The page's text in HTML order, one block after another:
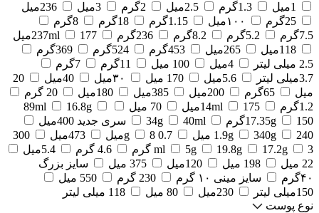
1میل
1.3گرم 2.5میل 2گرم 3میل
236میل
25گرم
۱۰۰میل 1.15گرم 18گرم
8گرم
7.5گرم
5.2گرم 8.2گرم 236گرم 237ml
177میل
118میل
265میل 453گرم 524گرم
369گرم
2.5 میلی لیتر
4میل 100 میل 11گرم
7گرم
3.7میلی لیتر
5.6میل 170 میل ۳۰میل 40میل
20
میل
65گرم 200میل 385میل 180میل
20 گرم
1.2گرم
14ml 175میل 70 میل 89ml
16.8g
17.35g
150گرم 34g 40ml
سری جدید 400میل
1.9g
340g 240 میل 0.7 g 8میل 473میل
300
ml
5g 19.8g 17.2g 3 گرم 4.6 گرم
5.4میل
22 میل
198 میل 120میل 375 میل
سایز بزرگ
۴۰گرم
سایز مینی ۱۰ گرم 230 گرم
550 میل
150میلی لیتر
230میل 80 میل
118 میلی لیتر
نوع پوست